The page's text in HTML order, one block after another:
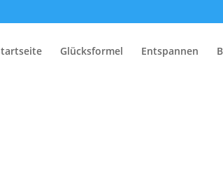
Glücksformel Entspannen